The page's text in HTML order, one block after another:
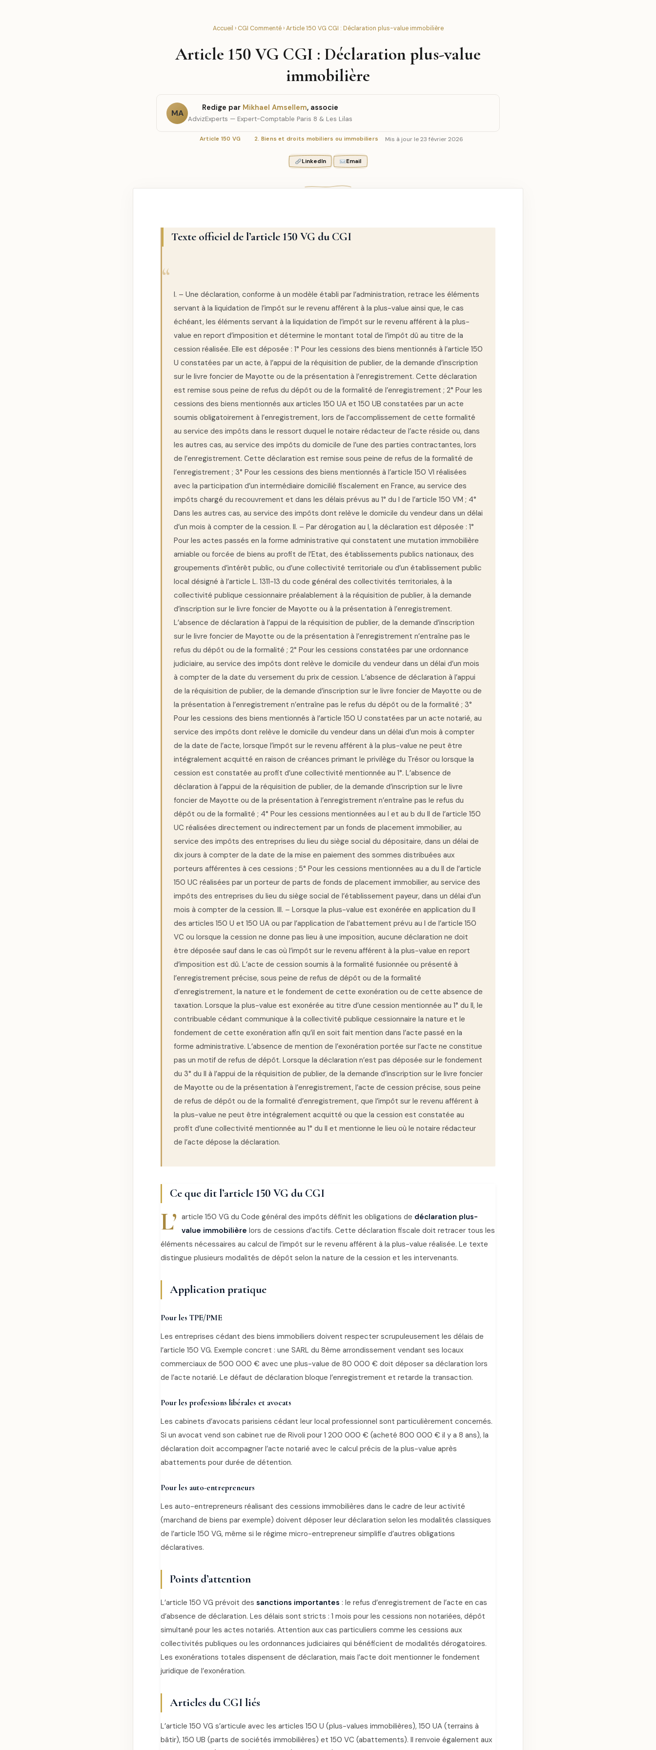
Accueil › CGI Commenté› Article 150 VG CGI : Déclaration plus-value immobilière
Article 150 VG CGI : Déclaration plus-value
immobilière
MA
Redige par Mikhael Amsellem, associe
AdvizExperts — Expert-Comptable Paris 8 & Les Lilas
Article 150 VG 2. Biens et droits mobiliers ou immobiliers Mis à jour le 23 février 2026
LinkedIn Email
Texte officiel de l’article 150 VG du CGI
I. – Une déclaration, conforme à un modèle établi par l’administration, retrace les éléments
servant à la liquidation de l’impôt sur le revenu afférent à la plus-value ainsi que, le cas
échéant, les éléments servant à la liquidation de l’impôt sur le revenu afférent à la plus-
value en report d’imposition et détermine le montant total de l’impôt dû au titre de la
cession réalisée. Elle est déposée : 1° Pour les cessions des biens mentionnés à l’article 150
U constatées par un acte, à l’appui de la réquisition de publier, de la demande d’inscription
sur le livre foncier de Mayotte ou de la présentation à l’enregistrement. Cette déclaration
est remise sous peine de refus du dépôt ou de la formalité de l’enregistrement ; 2° Pour les
cessions des biens mentionnés aux articles 150 UA et 150 UB constatées par un acte
soumis obligatoirement à l’enregistrement, lors de l’accomplissement de cette formalité
au service des impôts dans le ressort duquel le notaire rédacteur de l’acte réside ou, dans
les autres cas, au service des impôts du domicile de l’une des parties contractantes, lors
de l’enregistrement. Cette déclaration est remise sous peine de refus de la formalité de
l’enregistrement ; 3° Pour les cessions des biens mentionnés à l’article 150 VI réalisées
avec la participation d’un intermédiaire domicilié fiscalement en France, au service des
impôts chargé du recouvrement et dans les délais prévus au 1° du I de l’article 150 VM ; 4°
Dans les autres cas, au service des impôts dont relève le domicile du vendeur dans un délai
d’un mois à compter de la cession. II. – Par dérogation au I, la déclaration est déposée : 1°
Pour les actes passés en la forme administrative qui constatent une mutation immobilière
amiable ou forcée de biens au profit de l’Etat, des établissements publics nationaux, des
groupements d’intérêt public, ou d’une collectivité territoriale ou d’un établissement public
local désigné à l’article L. 1311-13 du code général des collectivités territoriales, à la
collectivité publique cessionnaire préalablement à la réquisition de publier, à la demande
d’inscription sur le livre foncier de Mayotte ou à la présentation à l’enregistrement.
L’absence de déclaration à l’appui de la réquisition de publier, de la demande d’inscription
sur le livre foncier de Mayotte ou de la présentation à l’enregistrement n’entraîne pas le
refus du dépôt ou de la formalité ; 2° Pour les cessions constatées par une ordonnance
judiciaire, au service des impôts dont relève le domicile du vendeur dans un délai d’un mois
à compter de la date du versement du prix de cession. L’absence de déclaration à l’appui
de la réquisition de publier, de la demande d’inscription sur le livre foncier de Mayotte ou de
la présentation à l’enregistrement n’entraîne pas le refus du dépôt ou de la formalité ; 3°
Pour les cessions des biens mentionnés à l’article 150 U constatées par un acte notarié, au
service des impôts dont relève le domicile du vendeur dans un délai d’un mois à compter
de la date de l’acte, lorsque l’impôt sur le revenu afférent à la plus-value ne peut être
intégralement acquitté en raison de créances primant le privilège du Trésor ou lorsque la
cession est constatée au profit d’une collectivité mentionnée au 1°. L’absence de
déclaration à l’appui de la réquisition de publier, de la demande d’inscription sur le livre
foncier de Mayotte ou de la présentation à l’enregistrement n’entraîne pas le refus du
dépôt ou de la formalité ; 4° Pour les cessions mentionnées au I et au b du II de l’article 150
UC réalisées directement ou indirectement par un fonds de placement immobilier, au
service des impôts des entreprises du lieu du siège social du dépositaire, dans un délai de
dix jours à compter de la date de la mise en paiement des sommes distribuées aux
porteurs afférentes à ces cessions ; 5° Pour les cessions mentionnées au a du II de l’article
150 UC réalisées par un porteur de parts de fonds de placement immobilier, au service des
impôts des entreprises du lieu du siège social de l’établissement payeur, dans un délai d’un
mois à compter de la cession. III. – Lorsque la plus-value est exonérée en application du II
des articles 150 U et 150 UA ou par l’application de l’abattement prévu au I de l’article 150
VC ou lorsque la cession ne donne pas lieu à une imposition, aucune déclaration ne doit
être déposée sauf dans le cas où l’impôt sur le revenu afférent à la plus-value en report
d’imposition est dû. L’acte de cession soumis à la formalité fusionnée ou présenté à
l’enregistrement précise, sous peine de refus de dépôt ou de la formalité
d’enregistrement, la nature et le fondement de cette exonération ou de cette absence de
taxation. Lorsque la plus-value est exonérée au titre d’une cession mentionnée au 1° du II, le
contribuable cédant communique à la collectivité publique cessionnaire la nature et le
fondement de cette exonération afin qu’il en soit fait mention dans l’acte passé en la
forme administrative. L’absence de mention de l’exonération portée sur l’acte ne constitue
pas un motif de refus de dépôt. Lorsque la déclaration n’est pas déposée sur le fondement
du 3° du II à l’appui de la réquisition de publier, de la demande d’inscription sur le livre foncier
de Mayotte ou de la présentation à l’enregistrement, l’acte de cession précise, sous peine
de refus de dépôt ou de la formalité d’enregistrement, que l’impôt sur le revenu afférent à
la plus-value ne peut être intégralement acquitté ou que la cession est constatée au
profit d’une collectivité mentionnée au 1° du II et mentionne le lieu où le notaire rédacteur
de l’acte dépose la déclaration.
Ce que dit l’article 150 VG du CGI
L’ article 150 VG du Code général des impôts définit les obligations de déclaration plus-
value immobilière lors de cessions d’actifs. Cette déclaration fiscale doit retracer tous les
éléments nécessaires au calcul de l’impôt sur le revenu afférent à la plus-value réalisée. Le texte
distingue plusieurs modalités de dépôt selon la nature de la cession et les intervenants.
Application pratique
Pour les TPE/PME
Les entreprises cédant des biens immobiliers doivent respecter scrupuleusement les délais de
l’article 150 VG. Exemple concret : une SARL du 8ème arrondissement vendant ses locaux
commerciaux de 500 000 € avec une plus-value de 80 000 € doit déposer sa déclaration lors
de l’acte notarié. Le défaut de déclaration bloque l’enregistrement et retarde la transaction.
Pour les professions libérales et avocats
Les cabinets d’avocats parisiens cédant leur local professionnel sont particulièrement concernés.
Si un avocat vend son cabinet rue de Rivoli pour 1 200 000 € (acheté 800 000 € il y a 8 ans), la
déclaration doit accompagner l’acte notarié avec le calcul précis de la plus-value après
abattements pour durée de détention.
Pour les auto-entrepreneurs
Les auto-entrepreneurs réalisant des cessions immobilières dans le cadre de leur activité
(marchand de biens par exemple) doivent déposer leur déclaration selon les modalités classiques
de l’article 150 VG, même si le régime micro-entrepreneur simplifie d’autres obligations
déclaratives.
Points d’attention
L’article 150 VG prévoit des sanctions importantes : le refus d’enregistrement de l’acte en cas
d’absence de déclaration. Les délais sont stricts : 1 mois pour les cessions non notariées, dépôt
simultané pour les actes notariés. Attention aux cas particuliers comme les cessions aux
collectivités publiques ou les ordonnances judiciaires qui bénéficient de modalités dérogatoires.
Les exonérations totales dispensent de déclaration, mais l’acte doit mentionner le fondement
juridique de l’exonération.
Articles du CGI liés
L’article 150 VG s’articule avec les articles 150 U (plus-values immobilières), 150 UA (terrains à
bâtir), 150 UB (parts de sociétés immobilières) et 150 VC (abattements). Il renvoie également aux